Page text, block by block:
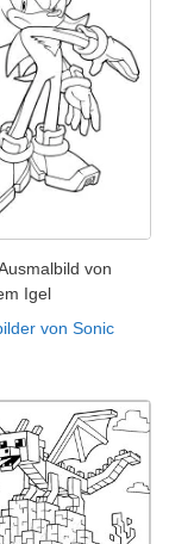
von
Igel
von Sonic